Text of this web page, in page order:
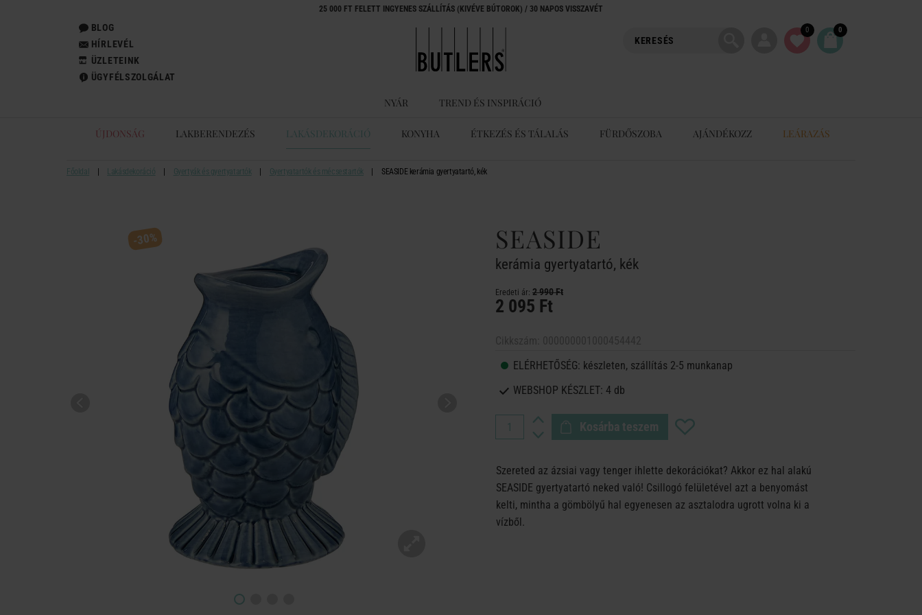
25 000 FT FELETT INGYENES SZÁLLÍTÁS (KIVÉVE BÚTOROK) / 30 NAPOS VISSZAVÉT
BLOG
HÍRLEVÉL
ÜZLETEINK
ÜGYFÉLSZOLGÁLAT
0 0
NYÁR TREND ÉS INSPIRÁCIÓ
ÚJDONSÁG LAKBERENDEZÉS LAKÁSDEKORÁCIÓ KONYHA ÉTKEZÉS ÉS TÁLALÁS FÜRDŐSZOBA AJÁNDÉKOZZ LEÁRAZÁS
Főoldal Lakásdekoráció Gyertyák és gyertyatartók Gyertyatartók és mécsestartók SEASIDE kerámia gyertyatartó, kék
-30% SEASIDE
kerámia gyertyatartó, kék
Eredeti ár: 2 990 Ft
2 095 Ft
ELÉRHETŐSÉG: készleten, szállítás 2-5 munkanap
WEBSHOP KÉSZLET: 4 db
Kosárba teszem
Szereted az ázsiai vagy tenger ihlette dekorációkat? Akkor ez hal alakú
SEASIDE gyertyatartó neked való! Csillogó felületével azt a benyomást
kelti, mintha a gömbölyű hal egyenesen az asztalodra ugrott volna ki a
vízből.